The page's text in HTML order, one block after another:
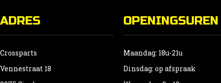
ADRES
Crossparts
Vennestraat 18
OPENINGSUREN
Maandag: 18u-21u
Dinsdag: op afspraak